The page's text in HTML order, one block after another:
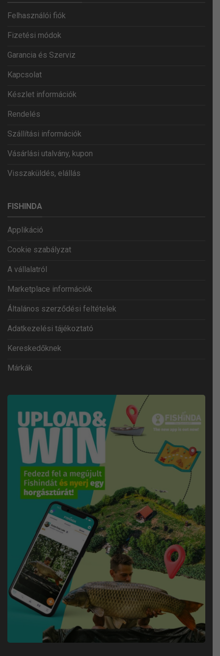
Felhasználói fiók
Fizetési módok
Garancia és Szerviz
Kapcsolat
Készlet információk
Rendelés
Szállítási információk
Vásárlási utalvány, kupon
Visszaküldés, elállás
FISHINDA
Applikáció
Cookie szabályzat
A vállalatról
Marketplace információk
Általános szerződési feltételek
Adatkezelési tájékoztató
Kereskedőknek
Márkák